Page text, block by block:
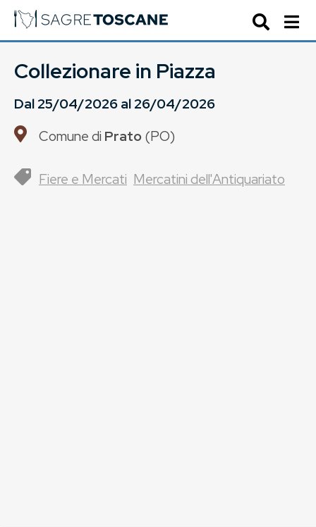
Collezionare in Piazza
Dal25/04/2026al26/04/2026
Comune di Prato(PO)
Fiere e Mercati Mercatini dell'Antiquariato